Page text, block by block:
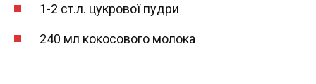
1-2 ст.л. цукрової пудри
240 мл кокосового молока